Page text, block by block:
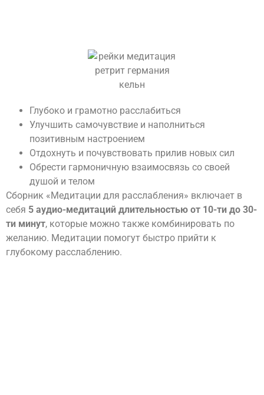
Глубоко и грамотно расслабиться
Улучшить самочувствие и наполниться
позитивным настроением
Отдохнуть и почувствовать прилив новых сил
Обрести гармоничную взаимосвязь со своей
душой и телом
Сборник «Медитации для расслабления» включает в
себя 5 аудио-медитаций длительностью от 10-ти до 30-
ти минут, которые можно также комбинировать по
желанию. Медитации помогут быстро прийти к
глубокому расслаблению.